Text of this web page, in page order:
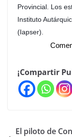
Provincial. Los
Instituto
(Iapser).
¡Compartir
El piloto de